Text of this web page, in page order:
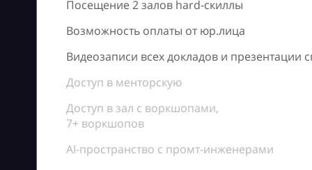
Посещение 2 залов hard-скиллы
Возможность оплаты от юр.лица
Видеозаписи всех докладов и презентации
Доступ в менторскую
Доступ в зал с воркшопами,
7+ воркшопов
AI-пространство с промт-инженерами